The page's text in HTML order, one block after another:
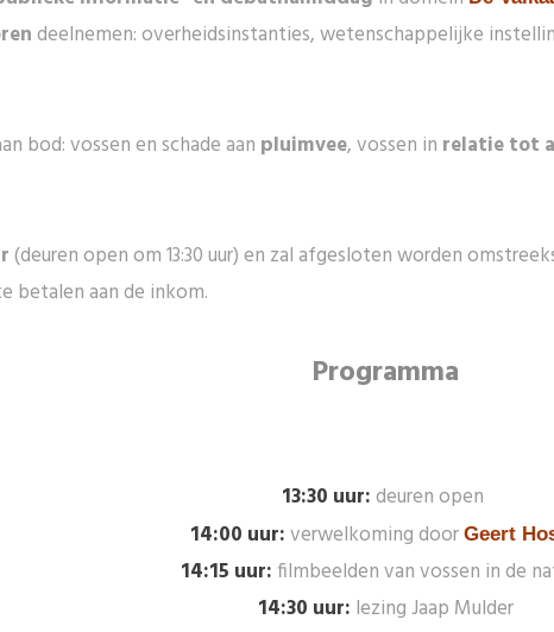
deelnemen: overheidsinstanties, wetenschappelijke
bod: vossen en schade aan pluimvee, vossen in relatie tot
(deuren open om 13:30 uur) en zal afgesloten worden omstreeks
betalen aan de inkom.
Programma
13:30 uur:deuren open
14:00 uur:verwelkoming door Geert
14:15 uur:filmbeelden van vossen in de
14:30 uur: lezing Jaap Mulder